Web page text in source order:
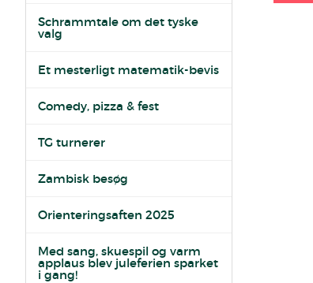
Schrammtale om det tyske
valg
Et mesterligt matematik-bevis
Comedy, pizza & fest
TG turnerer
Zambisk besøg
Orienteringsaften 2025
Med sang, skuespil og varm
applaus blev juleferien sparket
i gang!